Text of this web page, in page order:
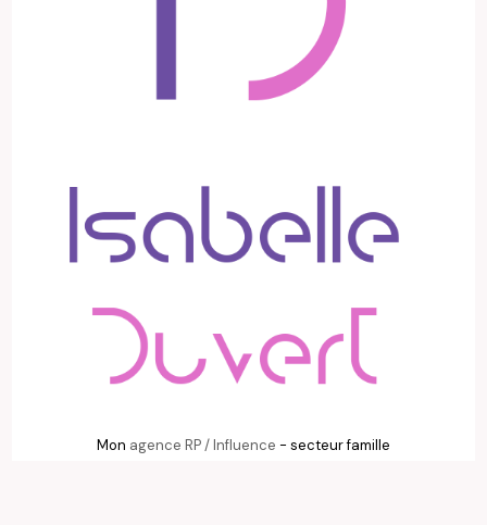
Mon agence RP / Influence - secteur famille